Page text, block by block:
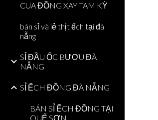
CUA ĐỒNG XAY TAM KỲ
bán sỉ và lẻ thịt ếch tại đà
nẵng
SỈ ĐẦU ỐC BƯƠU ĐÀ
NẴNG
SỈ ẾCH ĐỒNG ĐÀ NẴNG
BÁN SỈ ẾCH ĐỒNG TẠI
QUẾ SƠN